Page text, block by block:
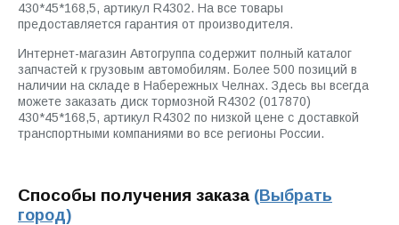
430*45*168,5, артикул R4302. На все товары
предоставляется гарантия от производителя.
Интернет-магазин Автогруппа содержит полный каталог
запчастей к грузовым автомобилям. Более 500 позиций в
наличии на складе в Набережных Челнах. Здесь вы всегда
можете заказать диск тормозной R4302 (017870)
430*45*168,5, артикул R4302 по низкой цене с доставкой
транспортными компаниями во все регионы России.
Способы получения заказа (Выбрать
город)